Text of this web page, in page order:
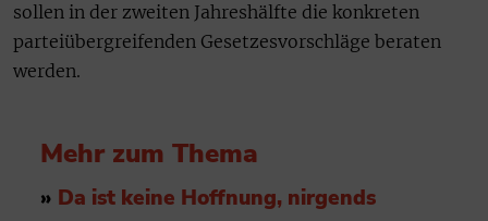
sollen in der zweiten Jahreshälfte die konkreten
parteiübergreifenden Gesetzesvorschläge beraten
werden.
Mehr zum Thema
» Da ist keine Hoffnung, nirgends